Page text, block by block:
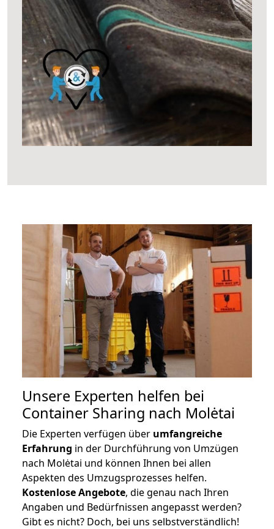
Unsere Experten helfen bei
Container Sharing nach Molėtai
Die Experten verfügen über umfangreiche
Erfahrung in der Durchführung von Umzügen
nach Molėtai und können Ihnen bei allen
Aspekten des Umzugsprozesses helfen.
Kostenlose Angebote, die genau nach Ihren
Angaben und Bedürfnissen angepasst werden?
Gibt es nicht? Doch, bei uns selbstverständlich!